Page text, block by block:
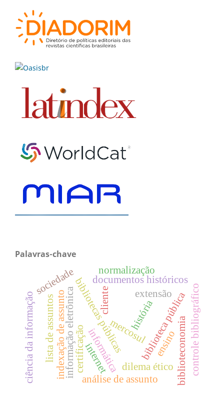
Palavras-chave
bibliotecas públicas
informação eletrônica cliente
mercosul
internet biblioteca pública
análise de assunto
indexação de assunto
documentos históricos
biblioteconomia
história
informática
normalização
controle bibliográfico
dilema ético
extensão
sociedade
ensino
ciência da informaçãolista de assuntos certificação